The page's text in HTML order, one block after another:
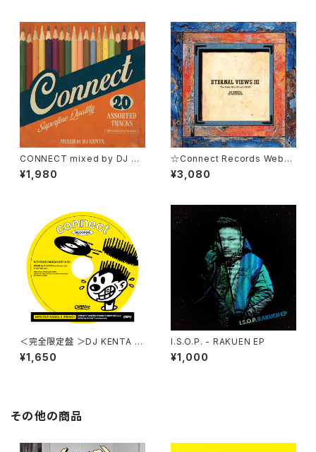
CONNECT mixed by DJ KE
NTA / Various Artists
¥1,980
☆Connect Records Websh
op30セット超限定特典Instru
mental Hip Hop Mix “relaX
了致しますのでご了承ください
ませ。） DJ KENTA / ETERN
AL VIEWS 3
¥3,080
＜完全限定盤 ＞DJ KENTA S
TUDY MIX Vol.5 -NERVOU
S RAGGA＆BREAKS-
¥1,650
I.S.O.P. - RAKUEN EP
¥1,000
その他の商品